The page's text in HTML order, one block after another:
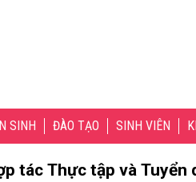
SINH ĐÀO TẠO SINH VIÊN
tác Thực tập và Tuyển